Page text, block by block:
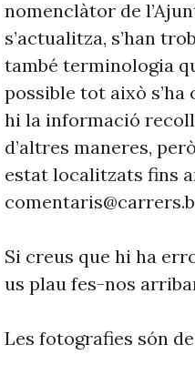
nomenclàtor de
s’actualitza, s’han
també terminologia
possible tot això
hi la informació
d’altres maneres,
estat localitzats fins
Si creus que hi ha
us plau fes-nos
Les fotografies són